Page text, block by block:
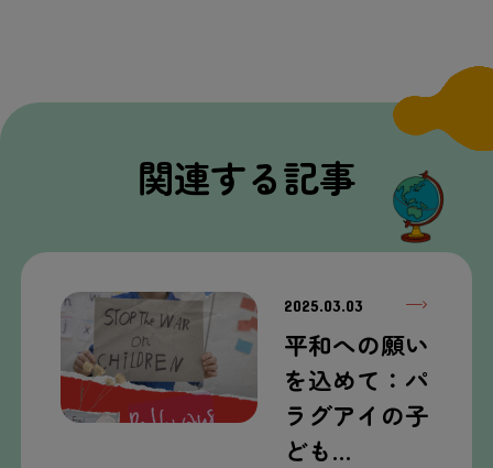
関連する記事
2025.03.03
平和への願い
を込めて：パ
ラグアイの子
ども…